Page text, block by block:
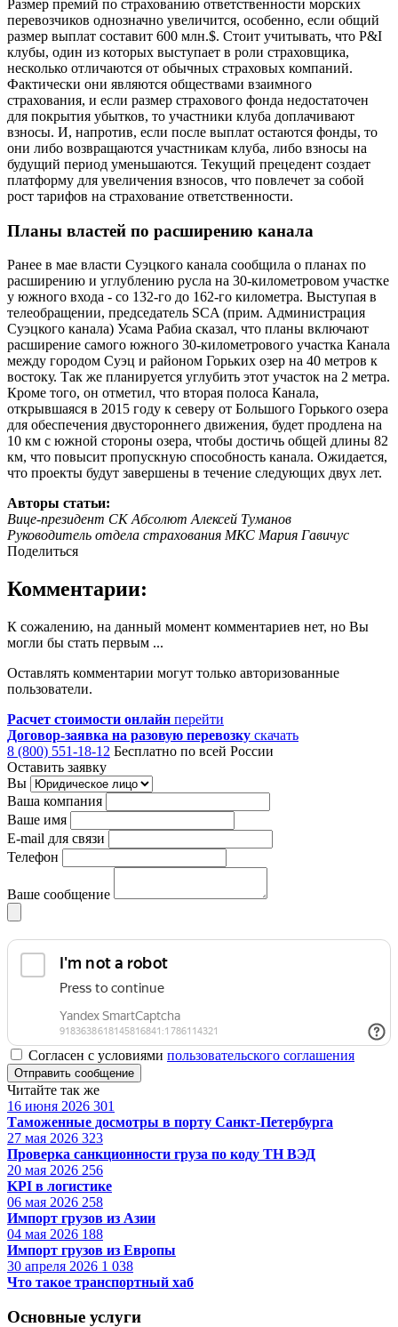
Размер премий по страхованию ответственности морских
перевозчиков однозначно увеличится, особенно, если общий
размер выплат составит 600 млн.$. Стоит учитывать, что P&I
клубы, один из которых выступает в роли страховщика,
несколько отличаются от обычных страховых компаний.
Фактически они являются обществами взаимного
страхования, и если размер страхового фонда недостаточен
для покрытия убытков, то участники клуба доплачивают
взносы. И, напротив, если после выплат остаются фонды, то
они либо возвращаются участникам клуба, либо взносы на
будущий период уменьшаются. Текущий прецедент создает
платформу для увеличения взносов, что повлечет за собой
рост тарифов на страхование ответственности.
Планы властей по расширению канала
Ранее в мае власти Суэцкого канала сообщила о планах по
расширению и углублению русла на 30-километровом участке
у южного входа - со 132-го до 162-го километра. Выступая в
телеобращении, председатель SCA (прим. Администрация
Суэцкого канала) Усама Рабиа сказал, что планы включают
расширение самого южного 30-километрового участка Канала
между городом Суэц и районом Горьких озер на 40 метров к
востоку. Так же планируется углубить этот участок на 2 метра.
Кроме того, он отметил, что вторая полоса Канала,
открывшаяся в 2015 году к северу от Большого Горького озера
для обеспечения двустороннего движения, будет продлена на
10 км с южной стороны озера, чтобы достичь общей длины 82
км, что повысит пропускную способность канала. Ожидается,
что проекты будут завершены в течение следующих двух лет.
Авторы статьи:
Вице-президент СК Абсолют Алексей Туманов
Руководитель отдела страхования МКС Мария Гавичуc​
Поделиться
Комментарии:
К сожалению, на данный момент комментариев нет, но Вы
могли бы стать первым ...
Оставлять комментарии могут только авторизованные
пользователи.
Расчет стоимости онлайн перейти
Договор-заявка на разовую перевозку скачать
8 (800) 551-18-12 Бесплатно по всей России
Оставить заявку
Вы
Ваша компания
Ваше имя
E-mail для связи
Телефон
Ваше сообщение
Согласен с условиями пользовательского соглашения
Отправить сообщение
Читайте так же
16 июня 2026 301
Таможенные досмотры в порту Санкт-Петербурга
27 мая 2026 323
Проверка санкционности груза по коду ТН ВЭД
20 мая 2026 256
KPI в логистике
06 мая 2026 258
Импорт грузов из Азии
04 мая 2026 188
Импорт грузов из Европы
30 апреля 2026 1 038
Что такое транспортный хаб
Основные услуги